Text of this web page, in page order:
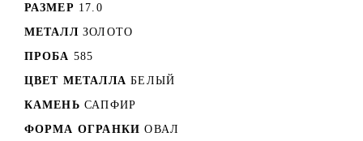
РАЗМЕР 17.0
МЕТАЛЛ ЗОЛОТО
ПРОБА 585
ЦВЕТ МЕТАЛЛА БЕЛЫЙ
КАМЕНЬ САПФИР
ФОРМА ОГРАНКИ ОВАЛ